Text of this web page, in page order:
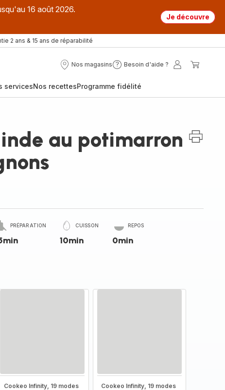
16 août 2026.
Je découvre
2 ans & 15 ans de réparabilité
Nos magasins
Nos
Besoin d'aide ?
Besoin
?
Mon
servicesNos recettesProgramme fidélité
au potimarron
PRÉPARATION CUISSON
10min
REPOS
0min
Cookeo Infinity, 19 modes
Cookeo Infinity, 19 modes